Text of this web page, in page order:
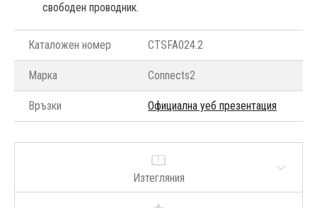
свободен проводник.
Каталожен номер CTSFA024.2
Марка Connects2
Връзки Официална уеб презентация
Изтегляния